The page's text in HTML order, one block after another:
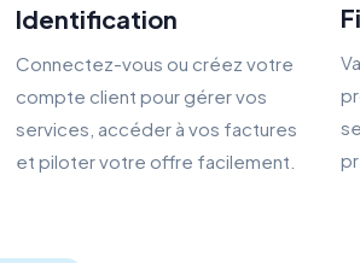
Identification
Connectez-vous ou créez votre
compte client pour gérer vos
services, accéder à vos factures
et piloter votre offre facilement.